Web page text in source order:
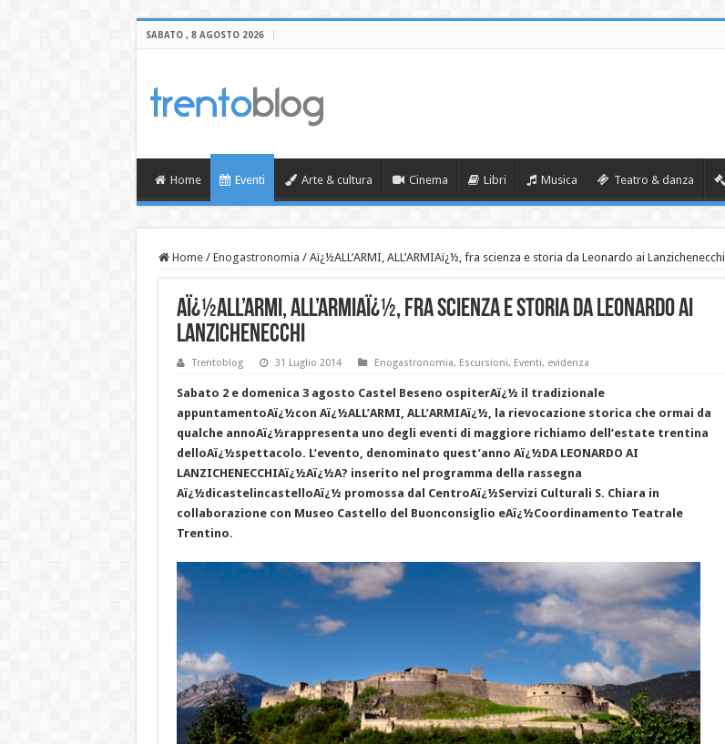
SABATO , 8 AGOSTO 2026
Home Eventi Arte & cultura Cinema Libri Musica Teatro & danza
Home / Enogastronomia / Aï¿½ALL’ARMI, ALL’ARMIAï¿½, fra scienza e storia da Leonardo ai Lanzichenecchi
Aï¿½ALL’ARMI, ALL’ARMIAï¿½, fra scienza e storia da Leonardo ai
Lanzichenecchi
Trentoblog 31 Luglio 2014 Enogastronomia, Escursioni, Eventi, evidenza
Sabato 2 e domenica 3 agosto Castel Beseno ospiterAï¿½ il tradizionale
appuntamentoAï¿½con Aï¿½ALL’ARMI, ALL’ARMIAï¿½, la rievocazione storica che ormai da
qualche annoAï¿½rappresenta uno degli eventi di maggiore richiamo dell’estate trentina
delloAï¿½spettacolo. L’evento, denominato quest’anno Aï¿½DA LEONARDO AI
LANZICHENECCHIAï¿½Aï¿½A? inserito nel programma della rassegna
Aï¿½dicastelincastelloAï¿½ promossa dal CentroAï¿½Servizi Culturali S. Chiara in
collaborazione con Museo Castello del Buonconsiglio eAï¿½Coordinamento Teatrale
Trentino.